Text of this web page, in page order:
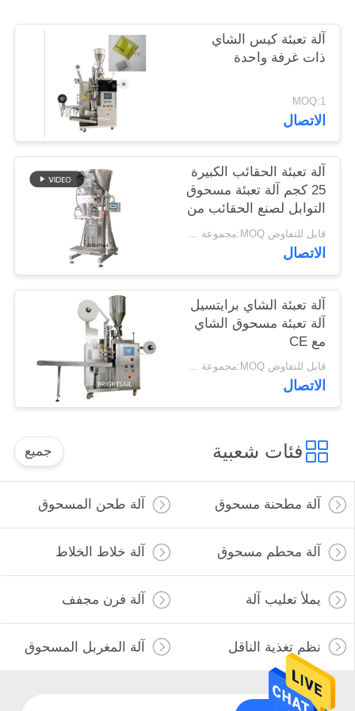
خريطة
الموقع
PRIVACY
POLICY
آلة تعبئة كيس الشاي
ذات غرفة واحدة
MOQ:1
الاتصال
آلة تعبئة الحقائب الكبيرة
25 كجم آلة تعبئة مسحوق
التوابل لصنع الحقائب من
برايتسيل
قابل للتفاوض MOQ:مجموعة واحدة
الاتصال
آلة تعبئة الشاي برايتسيل
آلة تعبئة مسحوق الشاي
مع CE
قابل للتفاوض MOQ:مجموعة واحدة
الاتصال
فئات شعبية جميع
آلة مطحنة مسحوق آلة طحن المسحوق
آلة محطم مسحوق آلة خلاط الخلاط
يملأ تعليب آلة آلة فرن مجفف
نظم تغذية الناقل آلة المغربل المسحوق